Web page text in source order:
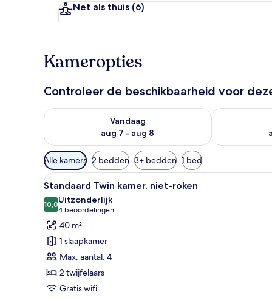
a
i
Net als thuis (6)
Kameropties
Controleer de beschikbaarheid voor
Vandaag
aug 7 - aug 8
De beschikbaarheid controleren voor vanavond aug
De
Beschikbare
filters
voor
kamers
Alle kamers 2 bedden 3+ bedden 1 bed
Alle
foto's
voor
Standaard
Twin
kamer,
niet-
roken
laden
Een hotelkamer met een
12
Standaard Twin kamer, niet-roken
10,010,0 van 10
Uitzonderlijk
4 beoordelingen
(4
beoordelingen)
40 m²
1 slaapkamer
Max. aantal: 4
2 twijfelaars
Gratis wifi